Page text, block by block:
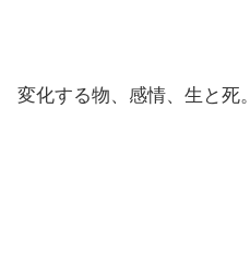
変化する物、感情、生と死。